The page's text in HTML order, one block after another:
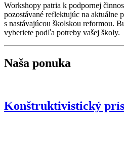
Workshopy patria k podpornej
pozostávané reflektujúc na aktuálne
s nastávajúcou školskou reformou.
vyberiete podľa potreby vašej školy.
Naša ponuka
Konštruktivistický